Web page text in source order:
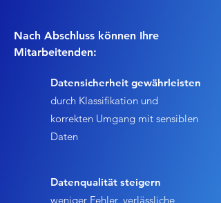
Nach Abschluss können Ihre
Mitarbeitenden:
Datensicherheit gewährleisten
durch Klassifikation und
korrekten Umgang mit sensiblen
Daten
Datenqualität steigern
weniger Fehler, verlässliche